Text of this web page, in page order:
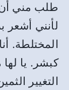
طلب مني أن
لأنني أشعر
المختلطة.
كبشر. يا
التغيير